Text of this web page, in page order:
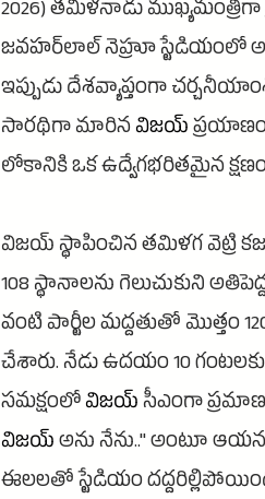
2026) తమిళనాడు
జవహర్‌లాల్ నెహ్రూ స్టేడియంలో
ఇప్పుడు దేశవ్యాప్తంగా
సారథిగా మారినవిజయ్
లోకానికి ఒక ఉద్వేగభరితమైన
విజయ్ స్థాపించిన తమిళగ వెట్రి
108 స్థానాలను గెలుచుకుని
వంటి పార్టీల మద్దతుతో మొత్తం
చేశారు. నేడు ఉదయం 10 గంటలకు
సమక్షంలోవిజయ్సీఎంగా ప్రమాణ
విజయ్అను నేను.." అంటూ
ఈలలతో స్టేడియం